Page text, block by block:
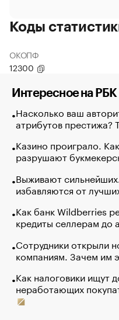
Коды
ОКОПФ
12300
Интересное на РБК
Насколько ваш
атрибутов престижа?
Казино проиграло.
разрушают
Выживают
избавляются от
Как банк Wildberries
кредиты селлерам до
Сотрудники открыли
компаниям. Зачем им
Как налоговики ищут
неработающих